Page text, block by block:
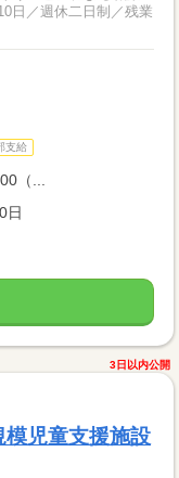
日／週休二日制／残業
支給
（...
日
3日以内公開
児童支援施設